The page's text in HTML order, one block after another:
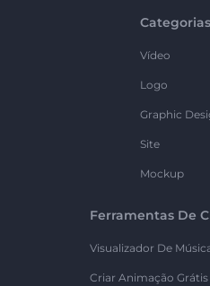
Categorias
Vídeo
Logo
Graphic
Site
Mockup
Ferramentas De
Visualizador De
Criar Animação Grátis